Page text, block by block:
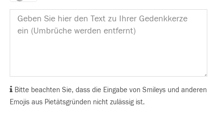
Bitte beachten Sie, dass die Eingabe von Smileys und anderen
Emojis aus Pietätsgründen nicht zulässig ist.